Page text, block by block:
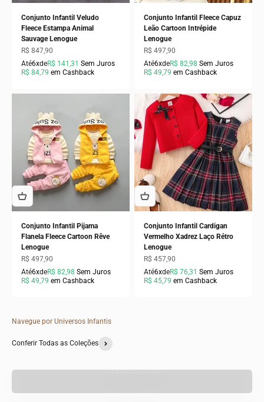
Conjunto Infantil Veludo
Fleece Estampa Animal
Sauvage Lenogue
Preço promocional
R$ 847,90
Até6xdeR$ 141,31 Sem Juros
R$ 84,79 em Cashback
Conjunto Infantil Fleece Capuz
Leão Cartoon Intrépide
Lenogue
Preço promocional
R$ 497,90
Até6xdeR$ 82,98 Sem Juros
R$ 49,79 em Cashback
Conjunto Infantil Pijama
Flanela Fleece Cartoon Rêve
Lenogue
Preço promocional
R$ 497,90
Até6xdeR$ 82,98 Sem Juros
R$ 49,79 em Cashback
Conjunto Infantil Cardigan
Vermelho Xadrez Laço Rétro
Lenogue
Preço promocional
R$ 457,90
Até6xdeR$ 76,31 Sem Juros
R$ 45,79 em Cashback
Navegue por Universos Infantis
Conferir Todas as Coleções
Cuidados Diários